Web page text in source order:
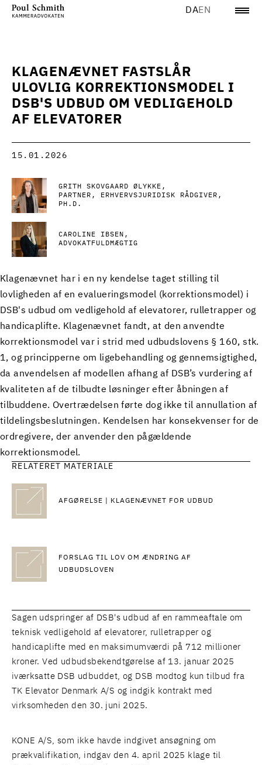
DAEN
KLAGENÆVNET FASTSLÅR
ULOVLIG KORREKTIONSMODEL I
DSB'S UDBUD OM VEDLIGEHOLD
AF ELEVATORER
15.01.2026
GRITH SKOVGAARD ØLYKKE
PARTNER, ERHVERVSJURIDISK RÅDGIVER,
PH.D.
CAROLINE IBSEN
ADVOKATFULDMÆGTIG
Klagenævnet har i en ny kendelse taget stilling til
lovligheden af en evalueringsmodel (korrektionsmodel) i
DSB's udbud om vedligehold af elevatorer, rulletrapper og
handicaplifte. Klagenævnet fandt, at den anvendte
korrektionsmodel var i strid med udbudslovens § 160, stk.
1, og principperne om ligebehandling og gennemsigtighed,
da anvendelsen af modellen afhang af DSB’s vurdering af
kvaliteten af de tilbudte løsninger efter åbningen af
tilbuddene. Overtrædelsen førte dog ikke til annullation af
tildelingsbeslutningen. Kendelsen har konsekvenser for de
ordregivere, der anvender den pågældende
korrektionsmodel.
RELATERET MATERIALE
AFGØRELSE | KLAGENÆVNET FOR UDBUD
FORSLAG TIL LOV OM ÆNDRING AF
UDBUDSLOVEN
Sagen udspringer af DSB's udbud af en rammeaftale om
teknisk vedligehold af elevatorer, rulletrapper og
handicaplifte med en maksimumværdi på 712 millioner
kroner. Ved udbudsbekendtgørelse af 13. januar 2025
iværksatte DSB udbuddet, og DSB modtog kun tilbud fra
TK Elevator Denmark A/S og indgik kontrakt med
virksomheden den 30. juni 2025.
KONE A/S, som ikke havde indgivet ansøgning om
prækvalifikation, indgav den 4. april 2025 klage til